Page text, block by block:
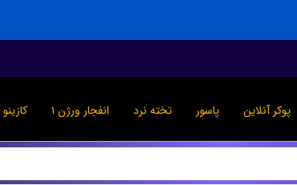
پوکر آنلاین پاسور تخته نرد انفجار ورژن ۱